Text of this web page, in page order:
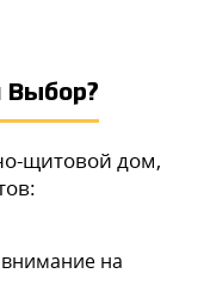
Выбор?
щитовой дом,
на